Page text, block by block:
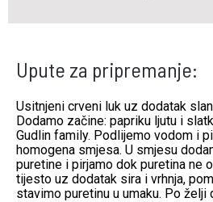
Upute za pripremanje:
Usitnjeni crveni luk uz dodatak
Dodamo začine: papriku ljutu i
Gudlin family. Podlijemo vodom i
homogena smjesa. U smjesu
puretine i pirjamo dok puretina ne
tijesto uz dodatak sira i vrhnja,
stavimo puretinu u umaku. Po